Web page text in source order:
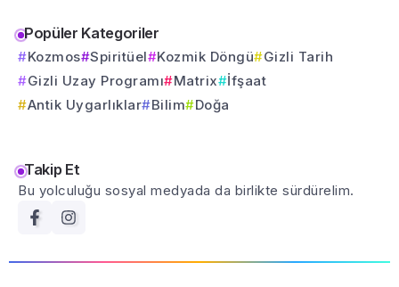
Popüler Kategoriler
Kozmos Spiritüel Kozmik Döngü
Gizli Tarih
Gizli Uzay Programı
Matrix
İfşaat
Antik Uygarlıklar
Bilim Doğa
Takip Et
Bu yolculuğu sosyal medyada da birlikte sürdürelim.